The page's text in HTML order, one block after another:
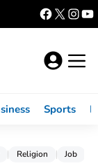
Sports
Religion Job